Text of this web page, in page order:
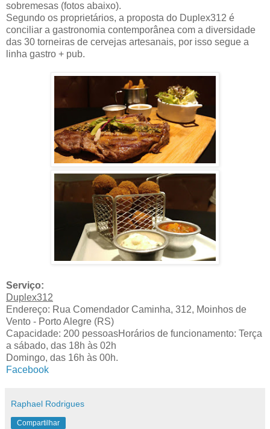
sobremesas (fotos abaixo).
Segundo os proprietários, a proposta do Duplex312 é
conciliar a gastronomia contemporânea com a diversidade
das 30 torneiras de cervejas artesanais, por isso segue a
linha gastro + pub.
Serviço:
Duplex312
Endereço: Rua Comendador Caminha, 312, Moinhos de
Vento - Porto Alegre (RS)
Capacidade: 200 pessoasHorários de funcionamento: Terça
a sábado, das 18h às 02h
Domingo, das 16h às 00h.
Facebook
Raphael Rodrigues
Compartilhar